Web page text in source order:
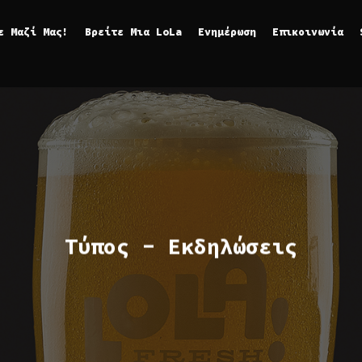
Μαζί Μας! Βρείτε Μια LoLa Ενημέρωση Επικοινωνία
Τύπος - Εκδηλώσεις